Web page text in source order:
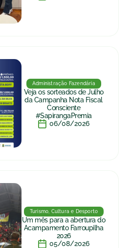
Administração Fazendária
Veja os sorteados de Julho
da Campanha Nota Fiscal
Consciente
#SapirangaPremia
06/08/2026
Turismo, Cultura e Desporto
Um mês para a abertura do
Acampamento Farroupilha
2026
05/08/2026